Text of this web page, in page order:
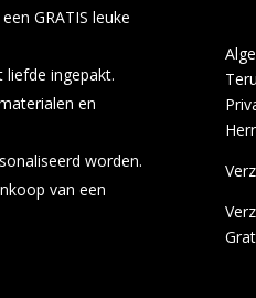
GRATIS leuke
liefde ingepakt.
en
worden.
van een